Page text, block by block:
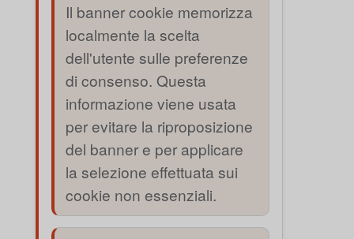
Il banner cookie memorizza
localmente la scelta
dell'utente sulle preferenze
di consenso. Questa
informazione viene usata
per evitare la riproposizione
del banner e per applicare
la selezione effettuata sui
cookie non essenziali.